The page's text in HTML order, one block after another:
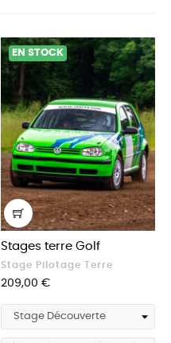
EN STOCK
Stages terre Golf
Stage Pilotage Terre
Prix
209,00 €